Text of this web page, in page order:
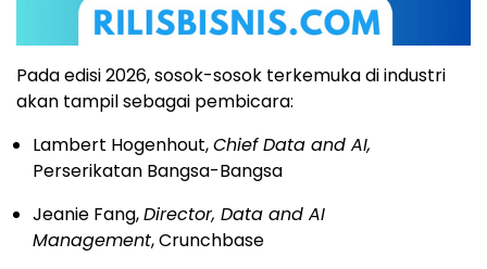
Pada edisi 2026, sosok-sosok terkemuka di industri
akan tampil sebagai pembicara:
Lambert Hogenhout,Chief Data and AI,
Perserikatan Bangsa-Bangsa
Jeanie Fang,Director, Data and AI
Management, Crunchbase